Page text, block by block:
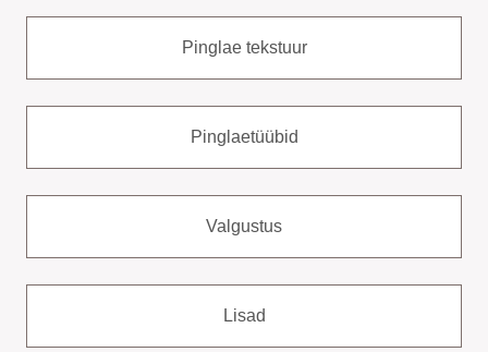
Pinglae tekstuur
Pinglaetüübid
Valgustus
Lisad